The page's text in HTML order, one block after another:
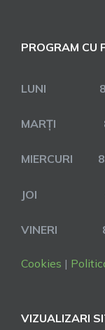
PROGRAM CU
LUNI 8
MARȚI
MIERCURI 8
JOI
VINERI
Cookies |
VIZUALIZARI